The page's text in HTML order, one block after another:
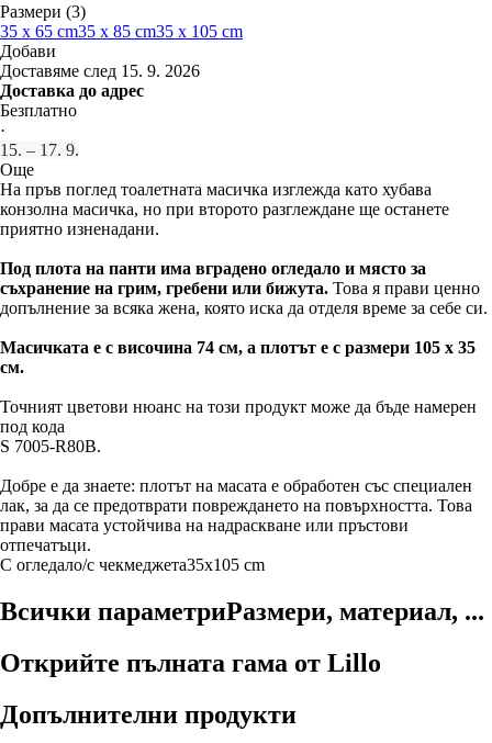
Размери (3)
35 x 65 cm35 x 85 cm35 x 105 cm
Добави
Доставяме след 15. 9. 2026
Доставка до адрес
Безплатно
·
15. – 17. 9.
Още
На пръв поглед тоалетната масичка изглежда като хубава
конзолна масичка, но при второто разглеждане ще останете
приятно изненадани.
Под плота на панти има вградено огледало и място за
съхранение на грим, гребени или бижута. Това я прави ценно
допълнение за всяка жена, която иска да отделя време за себе си.
Масичката е с височина 74 см, а плотът е с размери 105 x 35
см.
Точният цветови нюанс на този продукт може да бъде намерен
под кода
S 7005-R80B.
Добре е да знаете: плотът на масата е обработен със специален
лак, за да се предотврати повреждането на повърхността. Това
прави масата устойчива на надраскване или пръстови
отпечатъци.
С огледало/с чекмеджета35x105 cm
Всички параметриРазмери, материал, ...
Открийте пълната гама от Lillo
Допълнителни продукти